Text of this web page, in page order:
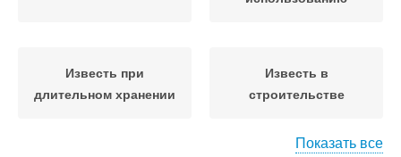
Известь при
длительном хранении
Известь в
строительстве
Показать все